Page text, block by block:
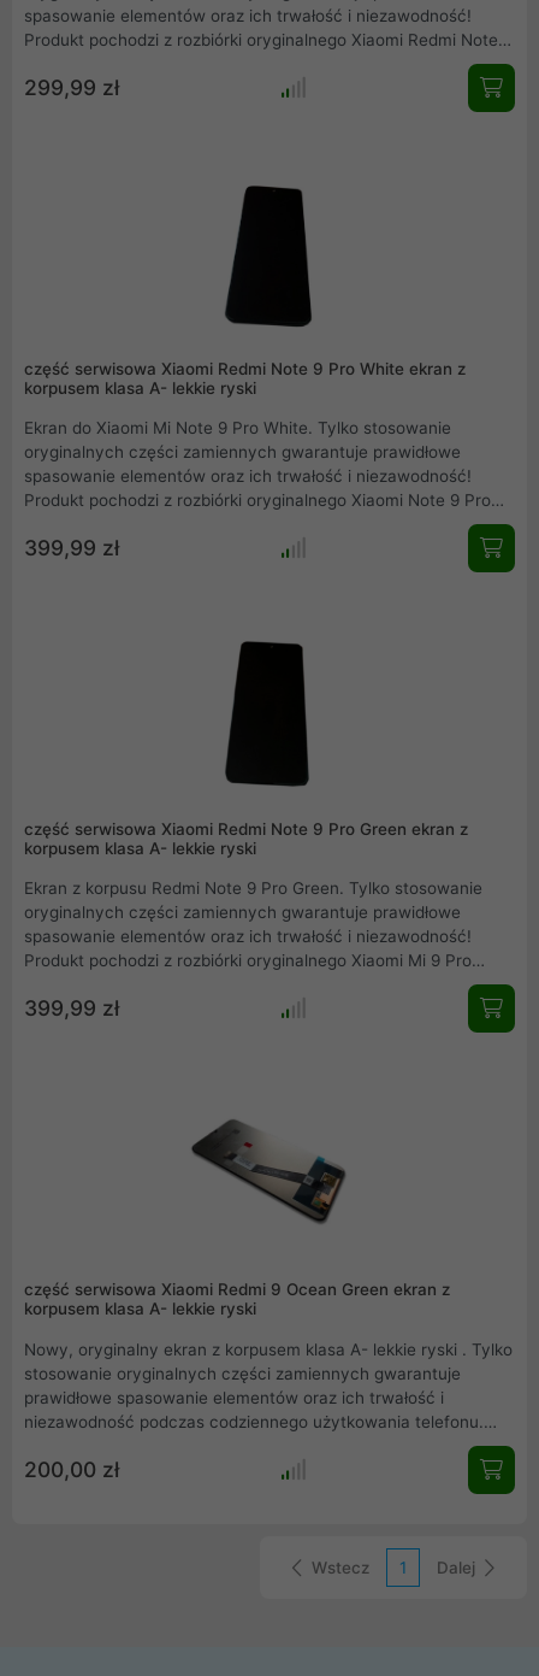
spasowanie elementów oraz ich trwałość i niezawodność!
Produkt pochodzi z rozbiórki oryginalnego Xiaomi Redmi Note
8T model White. Przedstawiamy rzeczywiste zdjęcie produktu.
Mamy również w ofercie inne części serwisowe, zapraszamy
299,99 zł
część serwisowa Xiaomi Redmi Note 9 Pro White ekran z
korpusem klasa A- lekkie ryski
Ekran do Xiaomi Mi Note 9 Pro White. Tylko stosowanie
oryginalnych części zamiennych gwarantuje prawidłowe
spasowanie elementów oraz ich trwałość i niezawodność!
Produkt pochodzi z rozbiórki oryginalnego Xiaomi Note 9 Pro
White. Przedstawiamy rzeczywiste zdjęcie produktu. Mamy
również w ofercie inne części serwisowe, zapraszamy do
399,99 zł
część serwisowa Xiaomi Redmi Note 9 Pro Green ekran z
korpusem klasa A- lekkie ryski
Ekran z korpusu Redmi Note 9 Pro Green. Tylko stosowanie
oryginalnych części zamiennych gwarantuje prawidłowe
spasowanie elementów oraz ich trwałość i niezawodność!
Produkt pochodzi z rozbiórki oryginalnego Xiaomi Mi 9 Pro
Green. Przedstawiamy rzeczywiste zdjęcie produktu. Mamy
również w ofercie inne części serwisowe, zapraszamy do
399,99 zł
część serwisowa Xiaomi Redmi 9 Ocean Green ekran z
korpusem klasa A- lekkie ryski
Nowy, oryginalny ekran z korpusem klasa A- lekkie ryski . Tylko
stosowanie oryginalnych części zamiennych gwarantuje
prawidłowe spasowanie elementów oraz ich trwałość i
niezawodność podczas codziennego użytkowania telefonu.
pochodzi z rozbiórki oryginalnego Xiaomi Redmi 9.
200,00 zł
Wstecz 1 Dalej